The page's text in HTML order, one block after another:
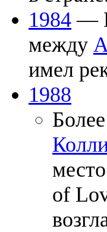
1984 —
между
имел
1988
of